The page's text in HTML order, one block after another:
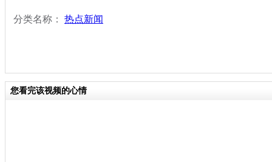
分类名称： 热点新闻
您看完该视频的心情